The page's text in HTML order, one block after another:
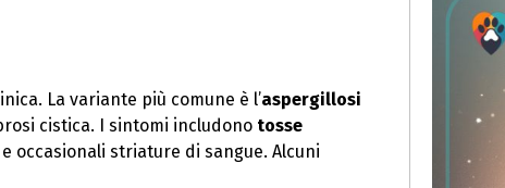
La variante più comune è l’aspergillosi
cistica. I sintomi includono tosse
occasionali striature di sangue. Alcuni